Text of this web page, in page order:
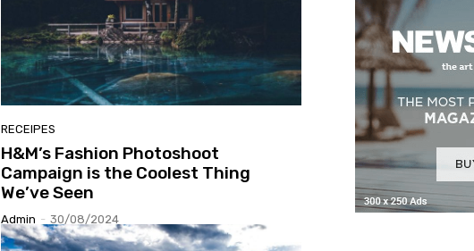
RECEIPES
H&M’s Fashion Photoshoot
Campaign is the Coolest Thing
We’ve Seen
Admin - 30/08/2024